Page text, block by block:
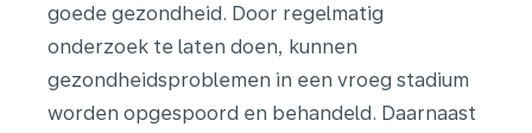
goede gezondheid. Door regelmatig
onderzoek te laten doen, kunnen
gezondheidsproblemen in een vroeg stadium
worden opgespoord en behandeld. Daarnaast